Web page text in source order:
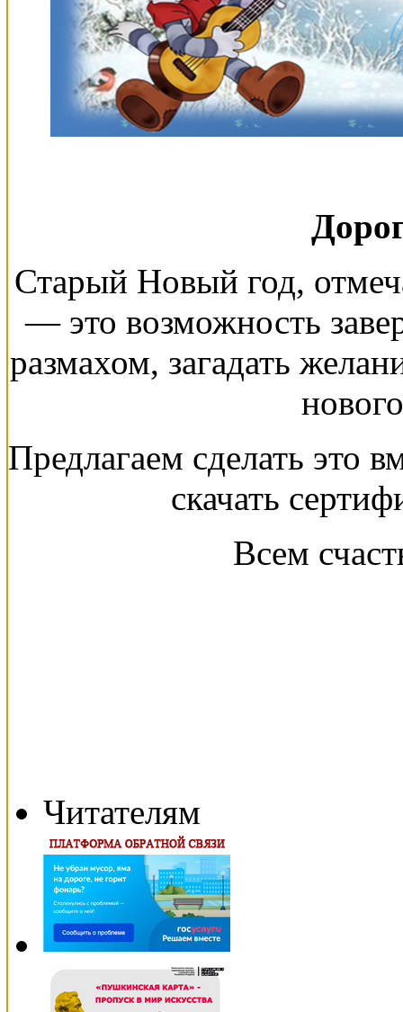
Старый Новый год,
— это возможность
размахом, загадать
Предлагаем сделать это
скачать
Всем
Читателям